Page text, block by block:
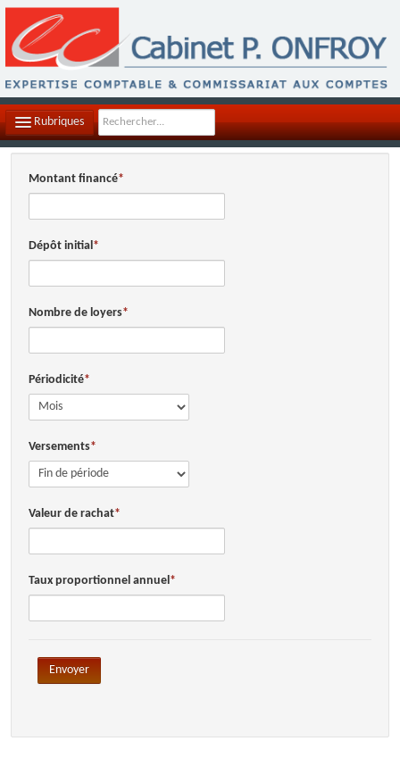
Rubriques
NOS MISSIONS
PLAN D'ACCÈS
INFOS DE GESTION
Montant financé
Dépôt initial
Nombre de loyers
Périodicité
Versements
Valeur de rachat
Taux proportionnel annuel
Envoyer